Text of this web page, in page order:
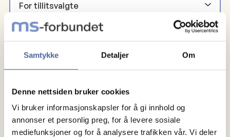
Samtykke Detaljer Om
Denne nettsiden bruker cookies
Vi bruker informasjonskapsler for å gi innhold og
annonser et personlig preg, for å levere sosiale
mediefunksjoner og for å analysere trafikken vår. Vi deler
For tillitsvalgte